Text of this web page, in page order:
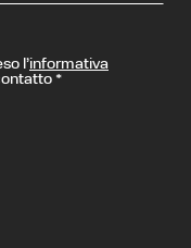
l’informativa
*